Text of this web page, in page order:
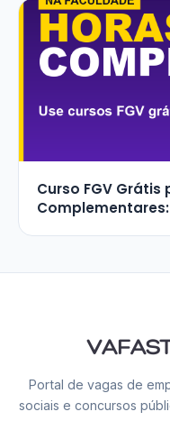
Curso FGV Grátis
Portal de vagas de
sociais e concursos